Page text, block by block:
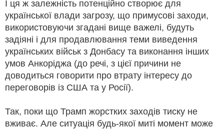
І ця ж залежність потенційно створює для
української влади загрозу, що примусові заходи,
використовуючи згадані вище важелі, будуть
задіяні і для продавлювання теми виведення
українських військ з Донбасу та виконання інших
умов Анкоріджа (до речі, з цієї причини не
доводиться говорити про втрату інтересу до
переговорів із США та у Росії).
Так, поки що Трамп жорстких заходів тиску не
вживає. Але ситуація будь-якої миті момент може